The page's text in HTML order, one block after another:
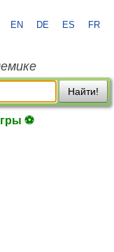
EN DE ES FR
Найти!
⚽